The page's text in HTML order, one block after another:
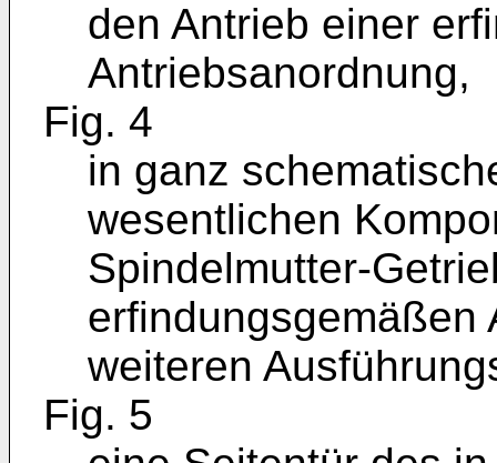
den Antrieb einer
Antriebsanordnung,
Fig. 4
in ganz
wesentlichen
Spindelmutter-
erfindungsgemäßen
weiteren
Fig. 5